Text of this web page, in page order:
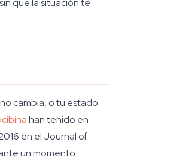
que la situación te
cambia, o tu estado
han tenido en
en el Journal of
un momento